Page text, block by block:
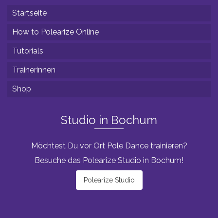
Startseite
How to Polearize Online
Tutorials
Trainerinnen
Shop
Studio in Bochum
Möchtest Du vor Ort Pole Dance trainieren?
Besuche das Polearize Studio in Bochum!
Polearize Studio